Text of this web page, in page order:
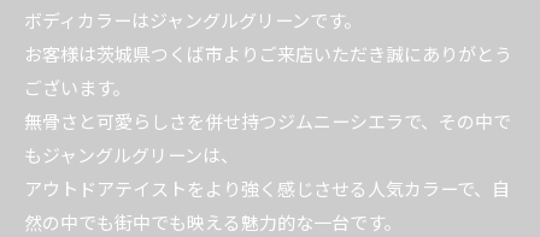
ボディカラーはジャングルグリーンです。
お客様は茨城県つくば市よりご来店いただき誠にありがとう
ございます。
無骨さと可愛らしさを併せ持つジムニーシエラで、その中で
もジャングルグリーンは、
アウトドアテイストをより強く感じさせる人気カラーで、自
然の中でも街中でも映える魅力的な一台です。